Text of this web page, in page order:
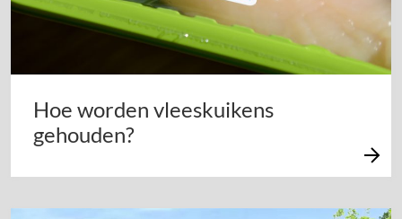
Hoe worden vleeskuikens
gehouden?